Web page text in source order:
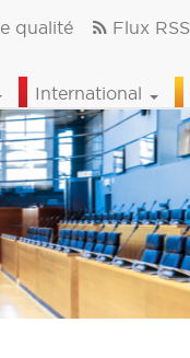
qualité Flux RSS
International